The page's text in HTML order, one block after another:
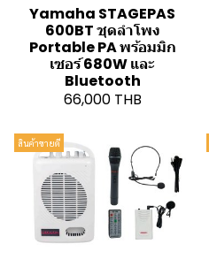
Yamaha STAGEPAS
600BT ชุดลำโพง
Portable PA พร้อมมิก
เซอร์ 680W และ
Bluetooth
66,000 THB
สินค้าขายดี